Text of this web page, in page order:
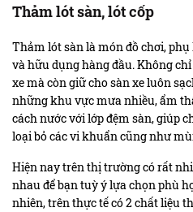
Thảm lót sàn, lót cốp
Thảm lót sàn là món đồ chơi,
và hữu dụng hàng đầu. Không
xe mà còn giữ cho sàn xe luôn
những khu vực mưa nhiều, ẩm
cách nước với lớp đệm sàn, giúp
loại bỏ các vi khuẩn cũng như
Hiện nay trên thị trường có rất
nhau để bạn tuỳ ý lựa chọn phù
nhiên, trên thực tế có 2 chất liệu